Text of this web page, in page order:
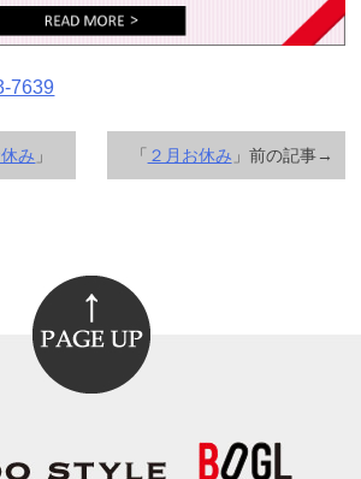
7639
「 ２月お休み 」前の記事→
み 」